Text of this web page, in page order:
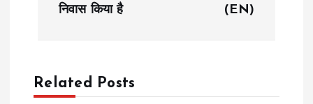
a
निवास किया है
(EN)
Related Posts